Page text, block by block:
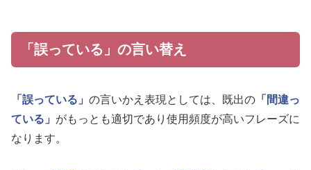
「誤っている」の言い替え
「誤っている」 の言いかえ表現としては、既出の 「間違っ
ている」 がもっとも適切であり使用頻度が高いフレーズに
なります。